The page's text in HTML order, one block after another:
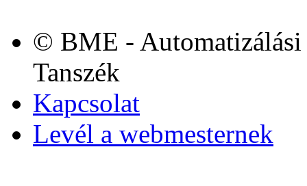
© BME -
Tanszék
Kapcsolat
Levél a webmesternek